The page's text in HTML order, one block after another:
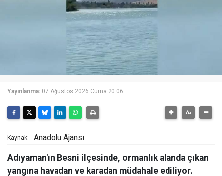
Yayınlanma: 07 Ağustos 2026 Cuma 20:06
Kaynak: Anadolu Ajansı
Adıyaman'ın Besni ilçesinde, ormanlık alanda çıkan
yangına havadan ve karadan müdahale ediliyor.